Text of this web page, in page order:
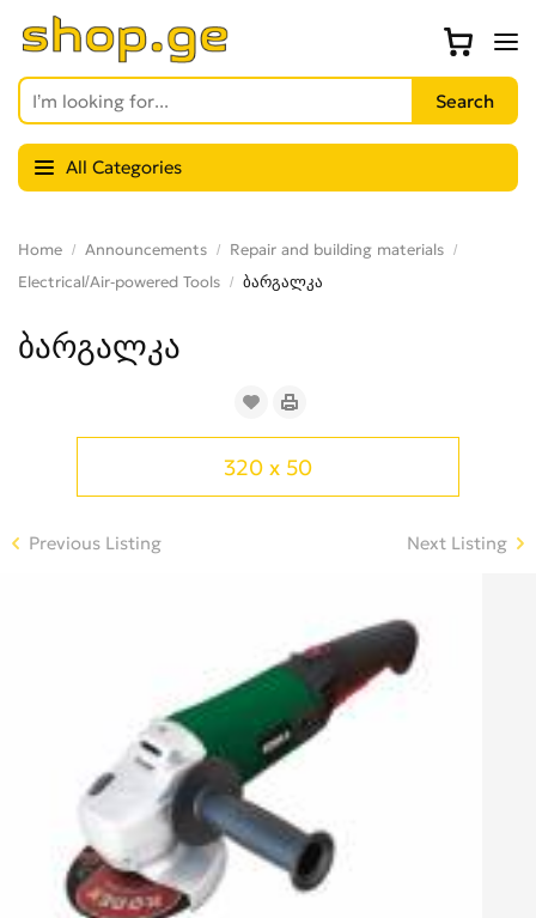
All Categories
Home Announcements
Repair and building materials
Electrical/Air-powered Tools
ბარგალკა
ბარგალკა
320 x 50
Previous Listing Next Listing